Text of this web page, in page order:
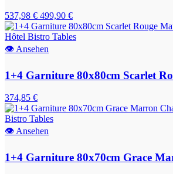
537,98 € 499,90 €
👁 Ansehen
1+4 Garniture 80x80cm Scarlet
374,85 €
👁Ansehen
1+4 Garniture 80x70cm Grace